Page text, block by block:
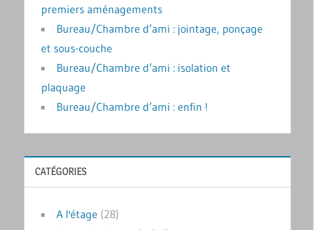
premiers aménagements
Bureau/Chambre d’ami : jointage, ponçage
et sous-couche
Bureau/Chambre d’ami : isolation et
plaquage
Bureau/Chambre d’ami : enfin !
CATÉGORIES
A l'étage (28)